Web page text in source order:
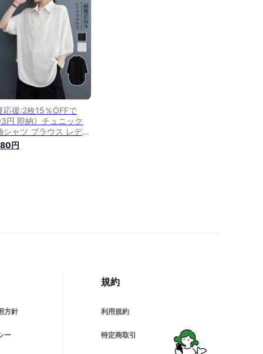
トップス 大きいサイズ
襟 無地 前後差 涼しい
ツブラウス 体型カバー
ツ 夏シャツ 白 黒 通勤
応援:2枚15％OFFで
円 即納》チュニック
シャツ ブラウス レディ
大きいサイズ 半袖 シ
夏 白シャツ 襟付き シ
円
方針
ー
規約
利用規約
特定商取引